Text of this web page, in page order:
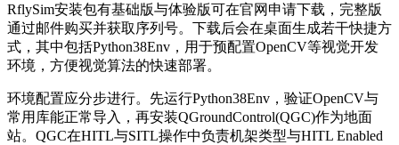
RflySim安装包有基础版与体验版可在官网申请下载，完整版
通过邮件购买并获取序列号。下载后会在桌面生成若干快捷方
式，其中包括Python38Env，用于预配置OpenCV等视觉开发
环境，方便视觉算法的快速部署。
环境配置应分步进行。先运行Python38Env，验证OpenCV与
常用库能正常导入，再安装QGroundControl(QGC)作为地面
站。QGC在HITL与SITL操作中负责机架类型与HITL Enabled